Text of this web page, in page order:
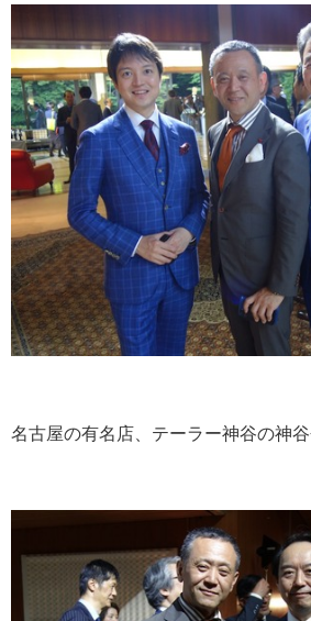
名古屋の有名店、テーラー神谷の神